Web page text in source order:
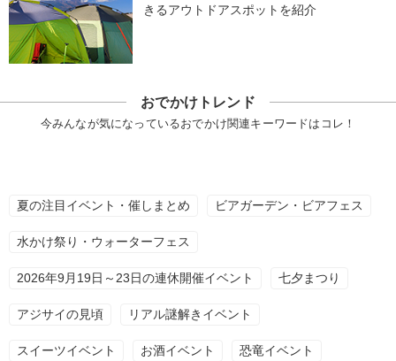
きるアウトドアスポットを紹介
おでかけトレンド
今みんなが気になっているおでかけ関連キーワードはコレ！
夏の注目イベント・催しまとめ ビアガーデン・ビアフェス
水かけ祭り・ウォーターフェス
2026年9月19日～23日の連休開催イベント 七夕まつり
アジサイの見頃 リアル謎解きイベント
スイーツイベント お酒イベント 恐竜イベント